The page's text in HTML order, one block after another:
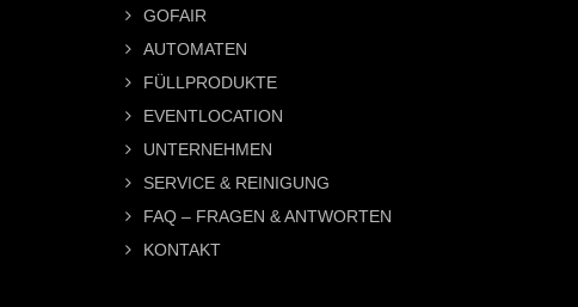
GOFAIR
AUTOMATEN
FÜLLPRODUKTE
EVENTLOCATION
UNTERNEHMEN
SERVICE & REINIGUNG
FAQ – FRAGEN & ANTWORTEN
KONTAKT